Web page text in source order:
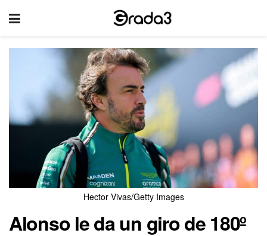
Hector Vivas/Getty Images
Alonso le da un giro de 180º